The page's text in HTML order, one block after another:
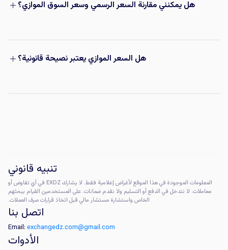
هل يمكنني مقارنة السعر الرسمي وسعر السوق الموازي؟
هل السعر الموازي يعتبر نصيحة قانونية؟
تنبيه قانوني
المعلومات الموجودة في هذا الموقع لأغراض إعلامية فقط. لا يشارك EXDZ في أي تفاوض أو
معاملات. لا نتدخل في الدفع أو التسليم ولا نقدم ضمانات. على المستخدمين القيام ببحثهم
الخاص واستشارة مستشار مالي قبل اتخاذ قرارات صرف العملات.
اتصل بنا
Email: exchangedz.com@gmail.com
الأدوات